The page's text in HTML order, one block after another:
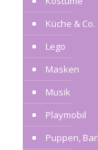
Küche & Co.
Lego
Masken
Musik
Playmobil
Puppen,